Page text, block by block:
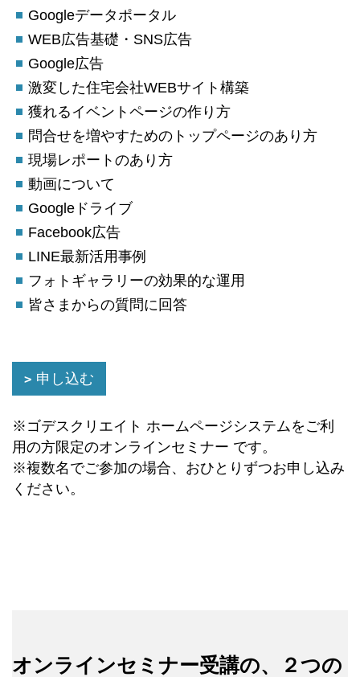
Googleデータポータル
WEB広告基礎・SNS広告
Google広告
激変した住宅会社WEBサイト構築
獲れるイベントページの作り方
問合せを増やすためのトップページのあり方
現場レポートのあり方
動画について
Googleドライブ
Facebook広告
LINE最新活用事例
フォトギャラリーの効果的な運用
皆さまからの質問に回答
申し込む
※ゴデスクリエイト ホームページシステムをご利
用の方限定のオンラインセミナー です。
※複数名でご参加の場合、おひとりずつお申し込み
ください。
オンラインセミナー受講の、２つの